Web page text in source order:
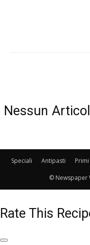
Nessun
Speciali Antipasti
© Newspaper
Rate This